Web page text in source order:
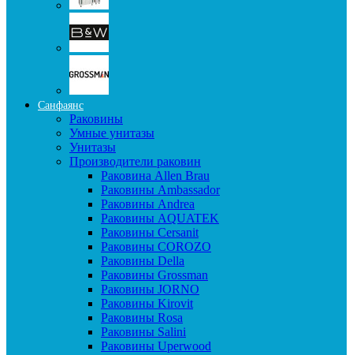
Санфаянс
Раковины
Умные унитазы
Унитазы
Производители раковин
Раковина Allen Brau
Раковины Ambassador
Раковины Andrea
Раковины AQUATEK
Раковины Cersanit
Раковины COROZO
Раковины Della
Раковины Grossman
Раковины JORNO
Раковины Kirovit
Раковины Rosa
Раковины Salini
Раковины Uperwood